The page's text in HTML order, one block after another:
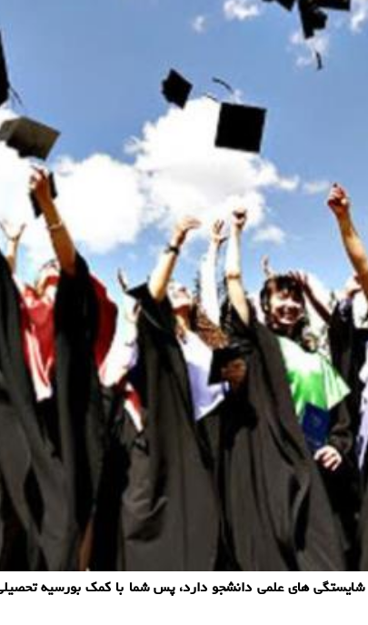
و شایستگی های علمی دانشجو دارد، پس شما با كمك بورسیه